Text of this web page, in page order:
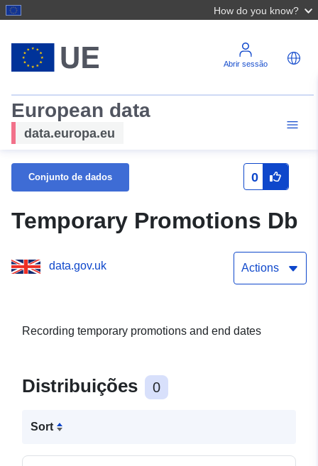
How do you know?
Abrir sessão
European data
data.europa.eu
Conjunto de dados 0
Temporary Promotions Db
data.gov.uk Actions
Recording temporary promotions and end dates
Distribuições 0
Sort